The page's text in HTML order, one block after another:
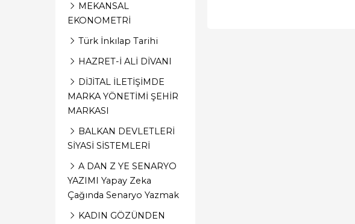
MEKANSAL
EKONOMETRİ
Türk İnkılap Tarihi
HAZRET-İ ALİ DİVANI
DİJİTAL İLETİŞİMDE
MARKA YÖNETİMİ ŞEHİR
MARKASI
BALKAN DEVLETLERİ
SİYASİ SİSTEMLERİ
A DAN Z YE SENARYO
YAZIMI Yapay Zeka
Çağında Senaryo Yazmak
KADIN GÖZÜNDEN